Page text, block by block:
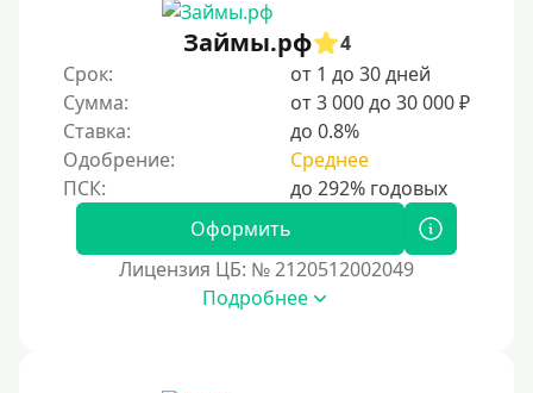
Займы.рф
4
Срок:
от 1 до 30 дней
Сумма:
от 3 000 до 30 000 ₽
Ставка:
до 0.8%
Одобрение:
Среднее
Оформить
Лицензия ЦБ: № 2120512002049
Подробнее